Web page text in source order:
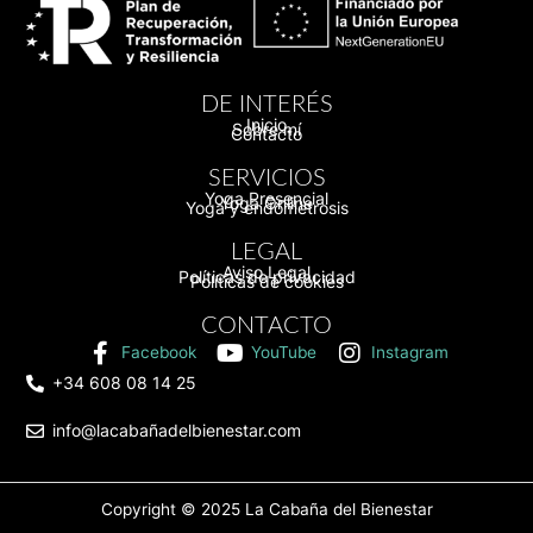
DE INTERÉS
Inicio
Sobre mí
Contacto
SERVICIOS
Yoga Presencial
Yoga Online
Yoga y endometrosis
LEGAL
Aviso Legal
Políticas de privacidad
Políticas de cookies
CONTACTO
Facebook YouTube Instagram
+34 608 08 14 25
info@lacabañadelbienestar.com
Copyright © 2025 La Cabaña del Bienestar